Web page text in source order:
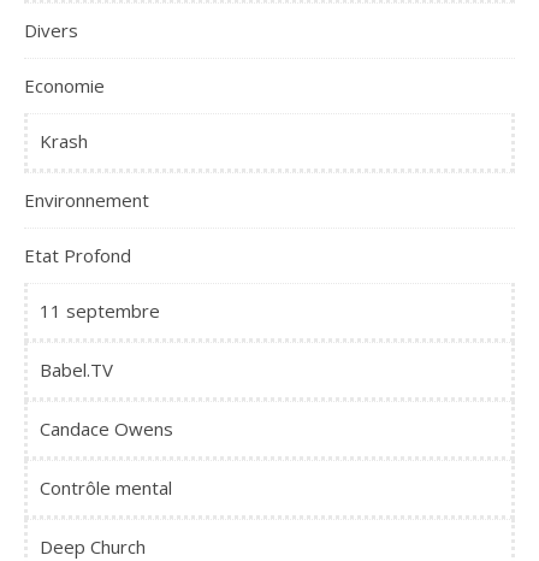
Divers
Economie
Krash
Environnement
Etat Profond
11 septembre
Babel.TV
Candace Owens
Contrôle mental
Deep Church